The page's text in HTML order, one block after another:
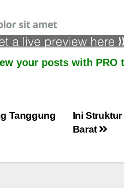
your posts with PRO
Ini
Barat
Tanggung